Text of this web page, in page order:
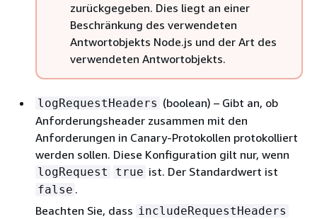
zurückgegeben. Dies liegt an einer
Beschränkung des verwendeten
Antwortobjekts Node.js und der Art des
verwendeten Antwortobjekts.
logRequestHeaders (boolean) – Gibt an, ob
Anforderungsheader zusammen mit den
Anforderungen in Canary-Protokollen protokolliert
werden sollen. Diese Konfiguration gilt nur, wenn
logRequest true ist. Der Standardwert ist
false .
Beachten Sie, dass includeRequestHeaders